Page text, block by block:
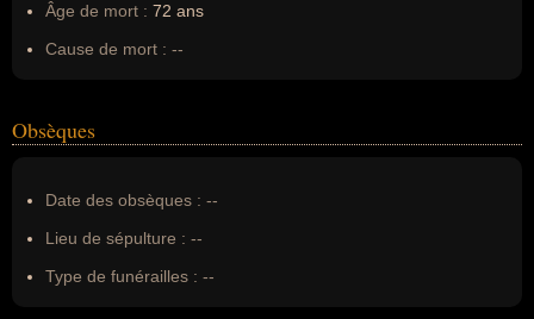
Âge de mort : 72 ans
Cause de mort : --
Obsèques
Date des obsèques : --
Lieu de sépulture : --
Type de funérailles : --